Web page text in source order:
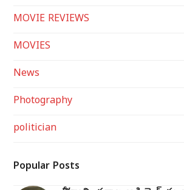
MOVIE REVIEWS
MOVIES
News
Photography
politician
Popular Posts